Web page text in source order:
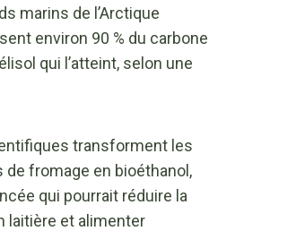
marins de l’Arctique
environ 90 % du carbone
qui l’atteint, selon une
transforment les
de fromage en bioéthanol,
qui pourrait réduire la
laitière et alimenter